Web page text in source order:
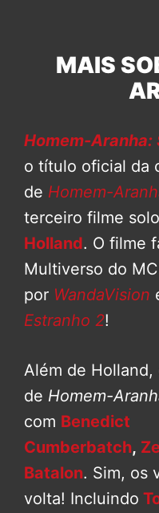
MAIS
Homem-Aranha:
o título oficial da
de Homem-
terceiro filme
Holland. O filme
Multiverso do
por WandaVision
Estranho 2!
Além de Holland,
de Homem-
com Benedict
Cumberbatch,
Batalon. Sim, os
volta! Incluindo